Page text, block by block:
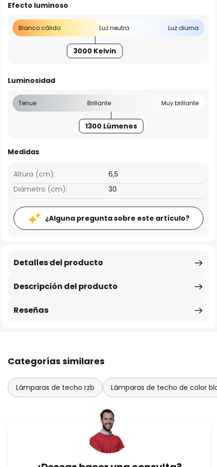
Efecto luminoso
Blanco cálido Luz neutra Luz diurna
3000 Kelvin
Luminosidad
Tenue Brillante Muy brillante
1300 Lúmenes
Medidas
Altura (cm):
6,5
Diámetro (cm):
30
¿Alguna pregunta sobre este artículo?
Descripción del producto
Detalles del producto
Reseñas
Categorías similares
Lámparas de techo rzb Lámparas de techo de color